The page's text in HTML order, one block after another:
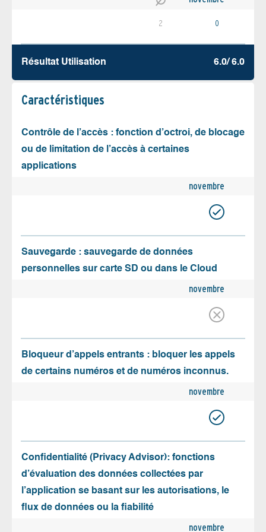
2 0
Résultat Utilisation 6.0/ 6.0
Caractéristiques
Contrôle de l’accès : fonction d’octroi, de blocage
ou de limitation de l’accès à certaines
applications
novembre
Sauvegarde : sauvegarde de données
personnelles sur carte SD ou dans le Cloud
novembre
Bloqueur d’appels entrants : bloquer les appels
de certains numéros et de numéros inconnus.
novembre
Confidentialité (Privacy Advisor): fonctions
d’évaluation des données collectées par
l’application se basant sur les autorisations, le
flux de données ou la fiabilité
novembre